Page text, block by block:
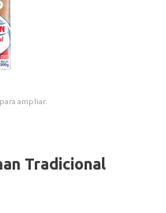
ampliar.
Tradicional